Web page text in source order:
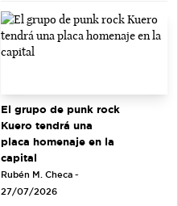
El grupo de punk rock
Kuero tendrá una
placa homenaje en la
capital
Rubén M. Checa -
27/07/2026